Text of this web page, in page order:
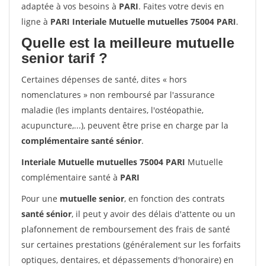
adaptée à vos besoins à PARI. Faites votre devis en
ligne à PARI Interiale Mutuelle mutuelles 75004 PARI.
Quelle est la meilleure mutuelle
senior tarif ?
Certaines dépenses de santé, dites « hors
nomenclatures » non remboursé par l'assurance
maladie (les implants dentaires, l'ostéopathie,
acupuncture,...), peuvent être prise en charge par la
complémentaire santé sénior.
Interiale Mutuelle mutuelles 75004 PARI Mutuelle
complémentaire santé à PARI
Pour une mutuelle senior, en fonction des contrats
santé sénior, il peut y avoir des délais d'attente ou un
plafonnement de remboursement des frais de santé
sur certaines prestations (généralement sur les forfaits
optiques, dentaires, et dépassements d'honoraire) en